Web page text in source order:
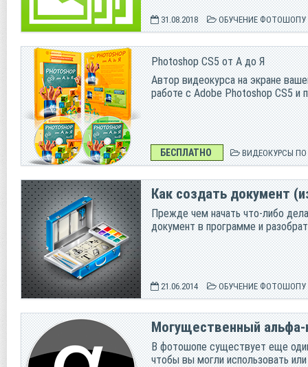
31.08.2018 ОБУЧЕНИЕ ФОТОШОПУ
Photoshop CS5 от А до Я
Автор видеокурса на экране
работе с Adobe Photoshop CS5 и
БЕСПЛАТНО ВИДЕОКУРСЫ
Как создать документ
Прежде чем начать что-либо
документ в программе и
21.06.2014 ОБУЧЕНИЕ ФОТОШОПУ
Могущественный альфа-
В фотошопе существует еще
чтобы вы могли использовать